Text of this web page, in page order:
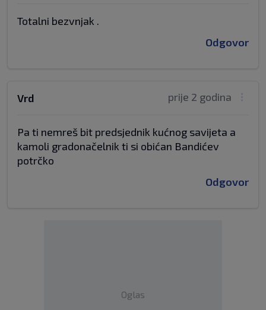
Totalni bezvnjak .
Odgovor
prije 2 godina
Vrd
Pa ti nemreš bit predsjednik kućnog savijeta a
kamoli gradonačelnik ti si obićan Bandićev
potrčko
Odgovor
Oglas